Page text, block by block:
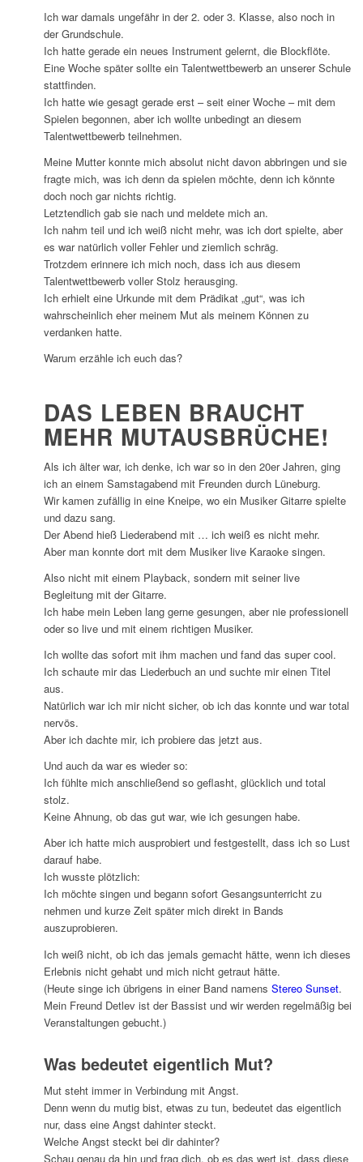
Ich war damals ungefähr in der 2. oder 3. Klasse, also noch in
der Grundschule.
Ich hatte gerade ein neues Instrument gelernt, die Blockflöte.
Eine Woche später sollte ein Talentwettbewerb an unserer Schule
stattfinden.
Ich hatte wie gesagt gerade erst – seit einer Woche – mit dem
Spielen begonnen, aber ich wollte unbedingt an diesem
Talentwettbewerb teilnehmen.
Meine Mutter konnte mich absolut nicht davon abbringen und sie
fragte mich, was ich denn da spielen möchte, denn ich könnte
doch noch gar nichts richtig.
Letztendlich gab sie nach und meldete mich an.
Ich nahm teil und ich weiß nicht mehr, was ich dort spielte, aber
es war natürlich voller Fehler und ziemlich schräg.
Trotzdem erinnere ich mich noch, dass ich aus diesem
Talentwettbewerb voller Stolz herausging.
Ich erhielt eine Urkunde mit dem Prädikat „gut“, was ich
wahrscheinlich eher meinem Mut als meinem Können zu
verdanken hatte.
Warum erzähle ich euch das?
DAS LEBEN BRAUCHT
MEHR MUTAUSBRÜCHE!
Als ich älter war, ich denke, ich war so in den 20er Jahren, ging
ich an einem Samstagabend mit Freunden durch Lüneburg.
Wir kamen zufällig in eine Kneipe, wo ein Musiker Gitarre spielte
und dazu sang.
Der Abend hieß Liederabend mit … ich weiß es nicht mehr.
Aber man konnte dort mit dem Musiker live Karaoke singen.
Also nicht mit einem Playback, sondern mit seiner live
Begleitung mit der Gitarre.
Ich habe mein Leben lang gerne gesungen, aber nie professionell
oder so live und mit einem richtigen Musiker.
Ich wollte das sofort mit ihm machen und fand das super cool.
Ich schaute mir das Liederbuch an und suchte mir einen Titel
aus.
Natürlich war ich mir nicht sicher, ob ich das konnte und war total
nervös.
Aber ich dachte mir, ich probiere das jetzt aus.
Und auch da war es wieder so:
Ich fühlte mich anschließend so geflasht, glücklich und total
stolz.
Keine Ahnung, ob das gut war, wie ich gesungen habe.
Aber ich hatte mich ausprobiert und festgestellt, dass ich so Lust
darauf habe.
Ich wusste plötzlich:
Ich möchte singen und begann sofort Gesangsunterricht zu
nehmen und kurze Zeit später mich direkt in Bands
auszuprobieren.
Ich weiß nicht, ob ich das jemals gemacht hätte, wenn ich dieses
Erlebnis nicht gehabt und mich nicht getraut hätte.
(Heute singe ich übrigens in einer Band namens Stereo Sunset.
Mein Freund Detlev ist der Bassist und wir werden regelmäßig bei
Veranstaltungen gebucht.)
Was bedeutet eigentlich Mut?
Mut steht immer in Verbindung mit Angst.
Denn wenn du mutig bist, etwas zu tun, bedeutet das eigentlich
nur, dass eine Angst dahinter steckt.
Welche Angst steckt bei dir dahinter?
Schau genau da hin und frag dich, ob es das wert ist, dass diese